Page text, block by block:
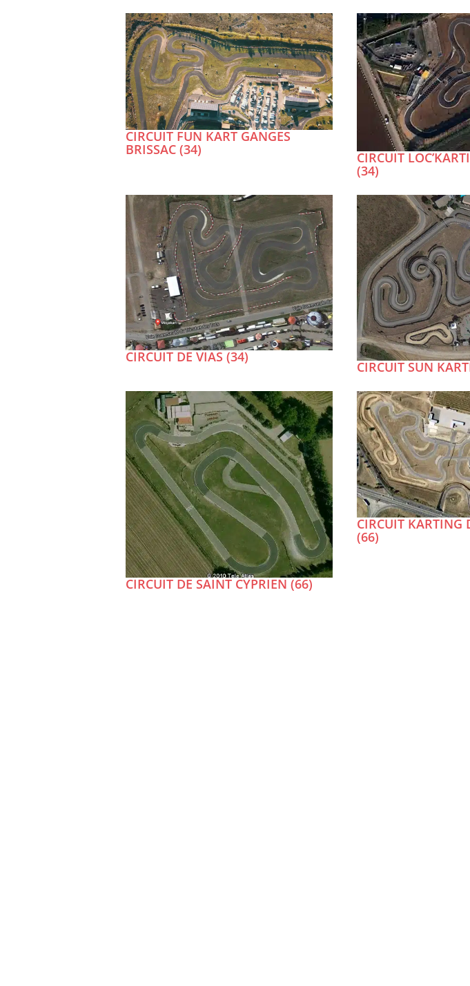
CIRCUIT FUN KART GANGES
BRISSAC (34)
CIRCUIT
(34)
CIRCUIT DE VIAS (34)
CIRCUIT SUN
CIRCUIT DE SAINT CYPRIEN (66)
CIRCUIT KARTING
(66)